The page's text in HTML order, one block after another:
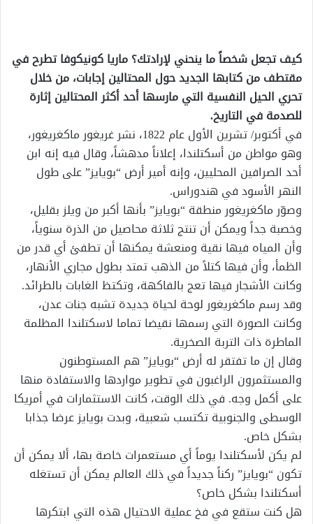
كيف تجعل شخصاً ما ينحني لإرادتك؟ ماريا كونيكوفا تطرح في
مقتطف من كتابها الجديد حول المحتالين إجابات، من خلال
تحري الحيل النفسية التي مارسها أحد أكثر المحتالين إثارة
للصدمة في التاريخ.
في أكتوبر/ تشرين الأول عام 1822، نشر غريغور ماكغريغور،
وهو مواطن من أسكتلندا، إعلاناً مدهشاً، وقال فيه إنه ابن
أحد الصرافين المحليين، وإنه أمير أرض “بويايز” على طول
النهر الأسود في هندوراس.
وصوّر ماكغريغور منطقة “بويايز” بأنها أكبر من ويلز بقليل،
وخصبة جداً ويمكن أن تنتج ثلاثة محاصيل من الذرة سنوياً،
وأن المياه فيها نقية ومنعشة يمكنها أن تطفئ أي قدر من
الظمأ، وأن فيها كتلاً من الذهب تمتد بطول مجاري الأنهار،
وكانت الأشجار فيها تعج بالفاكهة، وتكتظ الغابات بالطرائد.
وقد رسم ماكغريغور لوحة لحياة جديدة تشبه جنات عدن،
وكانت الصورة التي رسمها نقيضا تماما لاسكتلندا المظلمة
الماطرة ذات التربة الصخرية.
وقال إن ما تفتقر له أرض “بويايز” هم المستوطنون
والمستثمرون الراغبون في تطوير مواردها والاستفادة منها
على أكمل وجه. في ذلك الوقت، كانت الاستثمارات في أمريكا
الوسطى والجنوبية تكتسب شعبية، وبدت بويايز عرضا جذابا
بشكل خاص.
لم يكن لأسكتلندا يوماً أي مستعمرات خاصة بها، ألا يمكن أن
تكون “بويايز” ركناً جديداً في ذلك العالم يمكن أن تستغله
أسكتلندا بشكل خاص؟
هل كنت ستقع في فخ عملية الاحتيال هذه التي ابتكرها